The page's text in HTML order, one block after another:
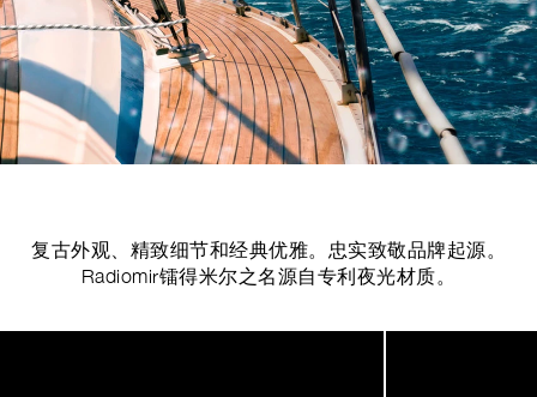
复古外观、精致细节和经典优雅。忠实致敬品牌起源。
Radiomir镭得米尔之名源自专利夜光材质。
Image